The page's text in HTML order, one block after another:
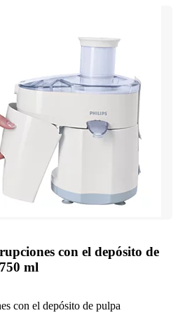
con el depósito de
ml
con el depósito de pulpa